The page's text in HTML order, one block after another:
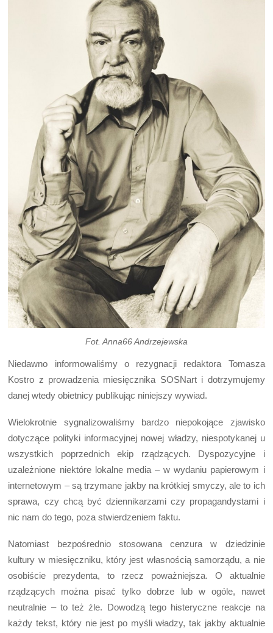
Fot. Anna66 Andrzejewska
Niedawno informowaliśmy o rezygnacji redaktora Tomasza
Kostro z prowadzenia miesięcznika SOSNart i dotrzymujemy
danej wtedy obietnicy publikując niniejszy wywiad.
Wielokrotnie sygnalizowaliśmy bardzo niepokojące zjawisko
dotyczące polityki informacyjnej nowej władzy, niespotykanej u
wszystkich poprzednich ekip rządzących. Dyspozycyjne i
uzależnione niektóre lokalne media – w wydaniu papierowym i
internetowym – są trzymane jakby na krótkiej smyczy, ale to ich
sprawa, czy chcą być dziennikarzami czy propagandystami i
nic nam do tego, poza stwierdzeniem faktu.
Natomiast bezpośrednio stosowana cenzura w dziedzinie
kultury w miesięczniku, który jest własnością samorządu, a nie
osobiście prezydenta, to rzecz poważniejsza. O aktualnie
rządzących można pisać tylko dobrze lub w ogóle, nawet
neutralnie – to też źle. Dowodzą tego histeryczne reakcje na
każdy tekst, który nie jest po myśli władzy, tak jakby aktualnie